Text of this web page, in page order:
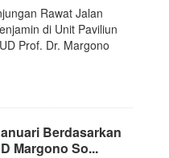
Rawat Jalan
di Unit Paviliun
Prof. Dr. Margono
Berdasarkan
Margono So...